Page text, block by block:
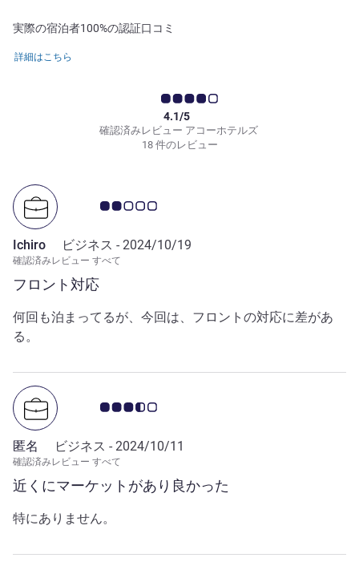
実際の宿泊者100%の認証口コミ
詳細はこちら
確認済みレビュー アコーホテルズ
4.1/5
18 件のレビュー
フロント対応
お客さまの声 2.0/5
Ichiro ビジネス - 2024/10/19
確認済みレビュー すべて
何回も泊まってるが、今回は、フロントの対応に差があ
る。
近くにマーケットがあり良かった
お客さまの声 3.5/5
匿名 ビジネス - 2024/10/11
確認済みレビュー すべて
特にありません。